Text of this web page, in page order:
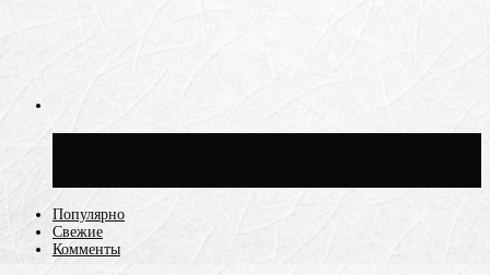
Популярно
Свежие
Комменты